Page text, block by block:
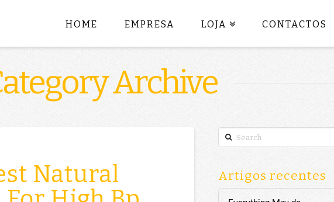
HOME EMPRESA LOJA CONTACTOS
Archive
Natural
Search
Artigos recentes